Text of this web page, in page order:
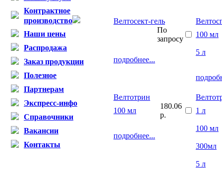
Контрактное
производство
Наши цены
Распродажа
Заказ продукции
Полезное
Партнерам
Экспресс-инфо
Справочники
Вакансии
Контакты
Велтосект-гель
По
запросу
подробнее...
100 мл
5 л
Велтотрин
100 мл
180.06
р.
подробнее...
1 л
100 мл
300мл
5 л